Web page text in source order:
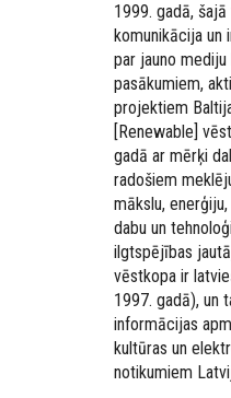
1999. gadā,
komunikācija un
par jauno mediju
pasākumiem,
projektiem
[Renewable]
gadā ar mērķi
radošiem
mākslu,
dabu un
ilgtspējības
vēstkopa ir
1997. gadā), un
informācijas
kultūras un
notikumiem